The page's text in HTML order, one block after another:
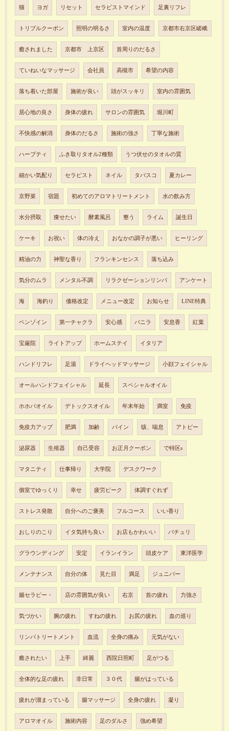
猫 ヨガ リセット セラピストマインド 足裏リフレ
トリプルクーポン 照明の明るさ 室内の温度 京都市右京区嵯峨
癒されました 京都市 上京区 首周りのだるさ
ていねいなマッサージ 会社員 高槻市 希望の内容
落ち着いた部屋 施術が良い 頭がスッキリ 室内の雰囲気
居心地の良さ 身体の疲れ サロンの雰囲気 堀川町
不快感の解消 身体のだるさ 施術の強さ 丁寧な施術
ハーブティ ふき取りタオル2種類 うつ伏せのタオルの質
細かい気配り セラピスト ネイル タバスコ 夏カレー
京野菜 宿題 初めてのアロマトリートメント 水の飲み方
水分摂取 痩せたい 酵素風呂 整う ライム 誕生日
ケーキ お祝い 体の冷え おなかの調子が悪い ヒーリング
精油の力 神聖な香り フランキンセンス 落ち込み
気分のムラ メンタル不調 リラクゼーションリンパ アンケート
海 海釣り 価格改定 メニュー改定 お知らせ LINE特典
ベンゾイン 第一チャクラ 安心感 バニラ 安息香 紅葉
宝厳院 ライトアップ ホームステイ イタリア
ハンドリフレ 足湯 ドライヘッドマッサージ 小顔フェイシャル
オールハンドフェイシャル 延長 スペシャルオイル
ホホバオイル デトックスオイル 年末年始 満室 免疫
免疫力アップ 肥満 加齢 パイン 咳、喘息 アトピー
泌尿器 生殖器 自己受容 お正月クーポン で特区s
マタニティ 仕事帰り 大学院 デスクワーク
個室でゆっくり 幸せ 疲労ピーク 体調すぐれず
ストレス発散 自分へのご褒美 フルコース いい香り
おしりのこり イタ気持ち良い お店もかわいい パチュリ
グラウンディング 安定 イランイラン 頭皮ケア 東洋医学
メンテナンス 自分の体 見た目 満足 ジュニパー
腸セラピー・ 店の雰囲気が良い 右京 首の疲れ 力強さ
気づかい 腕の疲れ すねの疲れ お尻の疲れ 血の巡り
リンパトリートメント 血流 全身の痛み 元気がない
癒されたい 上手 綺麗 西院日照町 足がつる
全体的な足の疲れ 非日常 ３０代 腸がはっている
疲れが溜まっている 腸マッサージ 全身の疲れ 凝り
アロマオイル 施術内容 足のダルさ 強め希望